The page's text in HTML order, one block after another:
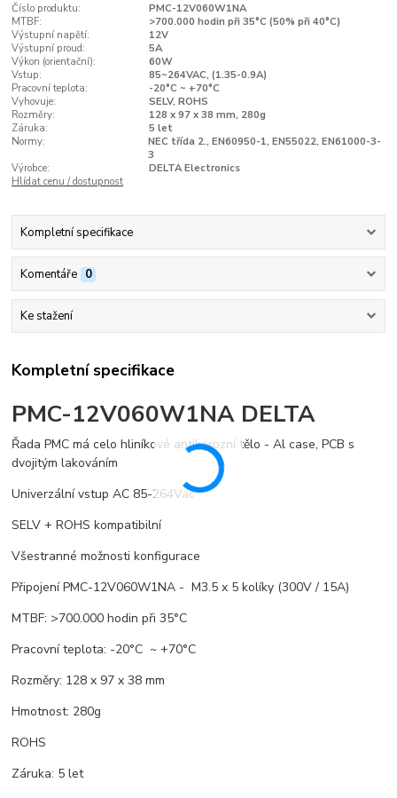
Číslo produktu:
PMC-12V060W1NA
MTBF:
>700.000 hodin při 35°C (50% při 40°C)
Výstupní napětí:
12V
Výstupní proud:
5A
Výkon (orientační):
60W
Vstup:
85~264VAC, (1.35-0.9A)
Pracovní teplota:
-20°C ~ +70°C
Vyhovuje:
SELV, ROHS
Rozměry:
128 x 97 x 38 mm, 280g
Záruka:
5 let
Normy:
NEC třída 2., EN60950-1, EN55022, EN61000-3-
3
Výrobce:
DELTA Electronics
Hlídat cenu / dostupnost
Kompletní specifikace
Komentáře 0
Ke stažení
Kompletní specifikace
PMC-12V060W1NA DELTA
Řada PMC má celo hliníkové antikorozní tělo - Al case, PCB s
dvojitým lakováním
Univerzální vstup AC 85-264Vac
SELV + ROHS kompatibilní
Všestranné možnosti konfigurace
Připojení PMC-12V060W1NA - M3.5 x 5 kolíky (300V / 15A)
MTBF: >700.000 hodin při 35°C
Pracovní teplota: -20°C ~ +70°C
Rozměry: 128 x 97 x 38 mm
Hmotnost: 280g
ROHS
Záruka: 5 let